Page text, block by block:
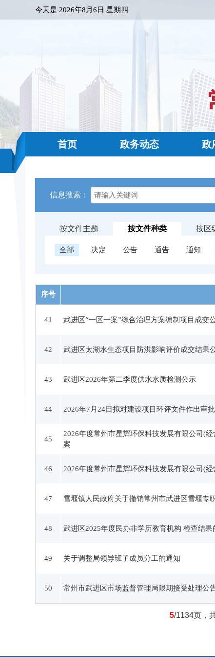
今天是 2026年8月6日 星期四
首页 政务动态 政
信息搜索：
按文件主题 按文件种类 按区
全部 决定 公告 通告 通知
序号
41 武进区“一区一案”综合治理方案编制项目成交
42 武进区太湖水生态项目防洪影响评价成交结果
43 武进区2026年第二季度供水水质检测公示
44 2026年7月24日拟对建设项目环评文件作出审
45
2026年度常州市星辉环保科技发展有限公司(
案
46 2026年度常州市星辉环保科技发展有限公司(
47 雪堰镇人民政府关于撤销常州市武进区雪堰专
48 武进区2025年度民办非学历教育机构 检查结果
49 关于调整局领导班子成员分工的通知
50 常州市武进区市场监督管理局限期接受处理公
5/1134页，